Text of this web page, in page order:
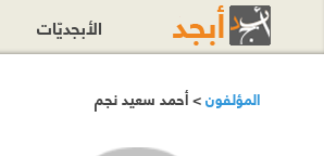
المؤلفون> أحمد سعيد نجم
الأبجديّات